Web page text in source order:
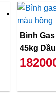
Bình
45kg